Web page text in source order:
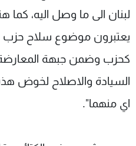
لبنان الى ما وصل اليه، كما
يعتبرون موضوع سلاح حزب
كحزب وضمن جبهة المعارضة
السيادة والاصلاح لخوض
اي منهما".